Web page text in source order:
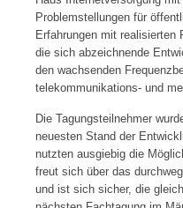
Problemstellungen für
Erfahrungen mit
die sich abzeichnende
den wachsenden
telekommunikations- und
Die Tagungsteilnehmer
neuesten Stand der
nutzten ausgiebig die
freut sich über das
und ist sich sicher, die